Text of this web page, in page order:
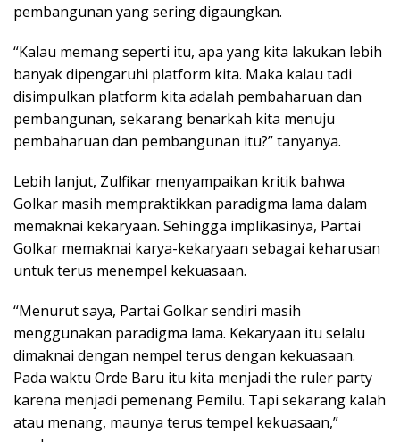
pembangunan yang sering digaungkan.
“Kalau memang seperti itu, apa yang kita lakukan lebih
banyak dipengaruhi platform kita. Maka kalau tadi
disimpulkan platform kita adalah pembaharuan dan
pembangunan, sekarang benarkah kita menuju
pembaharuan dan pembangunan itu?” tanyanya.
Lebih lanjut, Zulfikar menyampaikan kritik bahwa
Golkar masih mempraktikkan paradigma lama dalam
memaknai kekaryaan. Sehingga implikasinya, Partai
Golkar memaknai karya-kekaryaan sebagai keharusan
untuk terus menempel kekuasaan.
“Menurut saya, Partai Golkar sendiri masih
menggunakan paradigma lama. Kekaryaan itu selalu
dimaknai dengan nempel terus dengan kekuasaan.
Pada waktu Orde Baru itu kita menjadi the ruler party
karena menjadi pemenang Pemilu. Tapi sekarang kalah
atau menang, maunya terus tempel kekuasaan,”